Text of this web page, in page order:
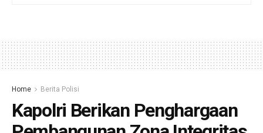
Home Berita Polisi
Kapolri Berikan Penghargaan